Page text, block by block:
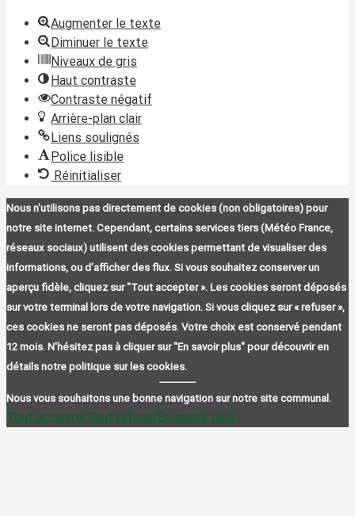
Augmenter le texte
Diminuer le texte
Niveaux de gris
Haut contraste
Contraste négatif
Arrière-plan clair
Liens soulignés
Police lisible
Réinitialiser
Nous n'utilisons pas directement de cookies (non obligatoires) pour
notre site internet. Cependant, certains services tiers (Météo France,
réseaux sociaux) utilisent des cookies permettant de visualiser des
informations, ou d’afficher des flux. Si vous souhaitez conserver un
aperçu fidèle, cliquez sur "Tout accepter ». Les cookies seront déposés
sur votre terminal lors de votre navigation. Si vous cliquez sur « refuser »,
ces cookies ne seront pas déposés. Votre choix est conservé pendant
12 mois. N'hésitez pas à cliquer sur "En savoir plus" pour découvrir en
détails notre politique sur les cookies.
Nous vous souhaitons une bonne navigation sur notre site communal.
Tout accepterTout refuserEn savoir plus